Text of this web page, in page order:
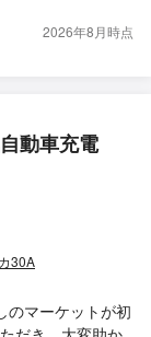
2026年8月時点
動車充電
30A
のマーケットが初